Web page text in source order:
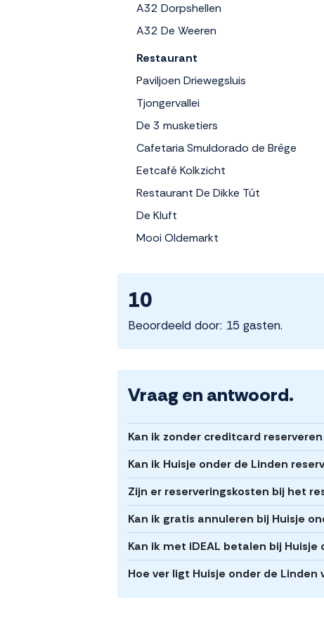
A32 Dorpshellen
A32 De Weeren
Restaurant
Paviljoen Driewegsluis
Tjongervallei
De 3 musketiers
Cafetaria Smuldorado de Brêge
Eetcafé Kolkzicht
Restaurant De Dikke Tút
De Kluft
Mooi Oldemarkt
10
Beoordeeld door: 15 gasten.
Vraag en antwoord.
Kan ik zonder creditcard
Kan ik Huisje onder de Linden
Zijn er reserveringskosten bij het
Kan ik gratis annuleren bij Huisje
Kan ik met iDEAL betalen bij Huisje
Hoe ver ligt Huisje onder de